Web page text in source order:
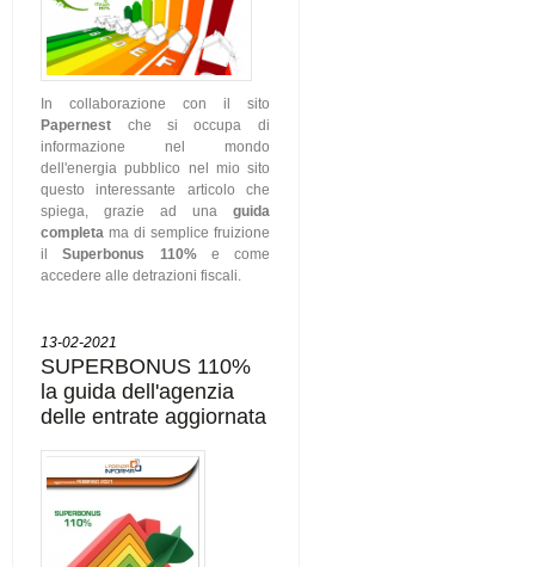
In collaborazione con il sito
Papernest che si occupa di
informazione nel mondo
dell'energia pubblico nel mio sito
questo interessante articolo che
spiega, grazie ad una guida
completa ma di semplice fruizione
ilSuperbonus 110%e come
accedere alle detrazioni fiscali.
13-02-2021
SUPERBONUS 110%
la guida dell'agenzia
delle entrate aggiornata